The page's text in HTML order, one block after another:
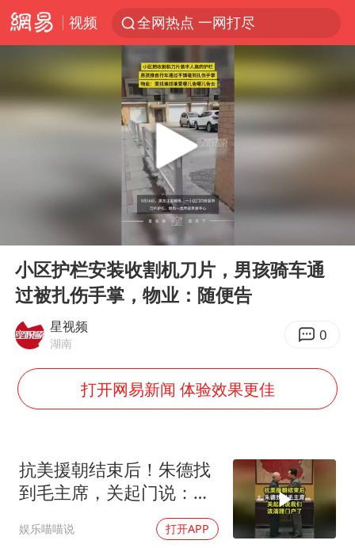
视频 全网热点 一网打尽
Play
小区护栏安装收割机刀片，男孩骑车通
过被扎伤手掌，物业：随便告
星视频
湖南 0
打开网易新闻 体验效果更佳
抗美援朝结束后！朱德找
到毛主席，关起门说：我
娱乐喵喵说 打开APP